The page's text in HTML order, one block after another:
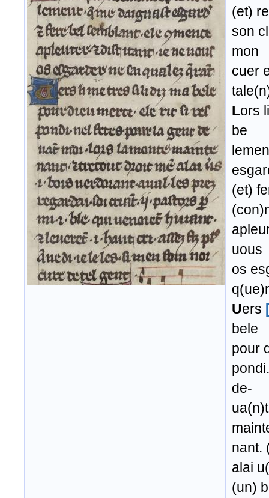
(et)
son
mon
cuer
Lors
be
(et)
uous
os
Uers
bele
pour
de-
nant.
alai
(un)